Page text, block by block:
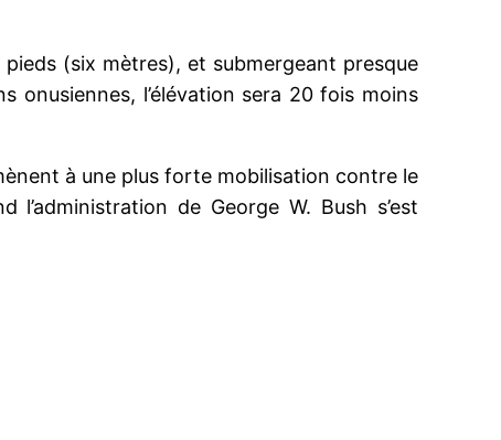
pieds (six mètres), et submergeant presque
onusiennes, l’élévation sera 20 fois moins
à une plus forte mobilisation contre le
l’administration de George W. Bush s’est